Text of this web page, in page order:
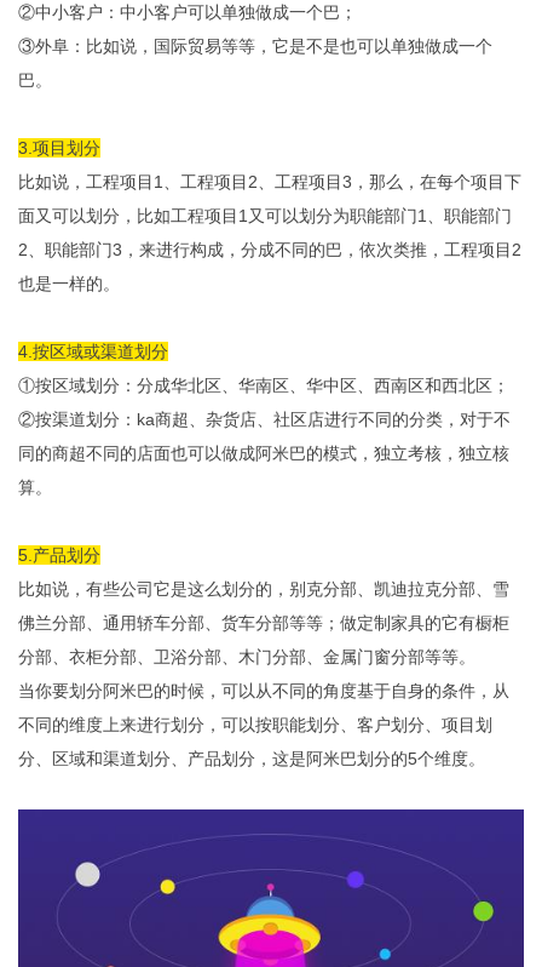
②中小客户：中小客户可以单独做成一个巴；
③外阜：比如说，国际贸易等等，它是不是也可以单独做成一个
巴。
3.项目划分
比如说，工程项目1、工程项目2、工程项目3，那么，在每个项目下
面又可以划分，比如工程项目1又可以划分为职能部门1、职能部门
2、职能部门3，来进行构成，分成不同的巴，依次类推，工程项目2
也是一样的。
4.按区域或渠道划分
①按区域划分：分成华北区、华南区、华中区、西南区和西北区；
②按渠道划分：ka商超、杂货店、社区店进行不同的分类，对于不
同的商超不同的店面也可以做成阿米巴的模式，独立考核，独立核
算。
5.产品划分
比如说，有些公司它是这么划分的，别克分部、凯迪拉克分部、雪
佛兰分部、通用轿车分部、货车分部等等；做定制家具的它有橱柜
分部、衣柜分部、卫浴分部、木门分部、金属门窗分部等等。
当你要划分阿米巴的时候，可以从不同的角度基于自身的条件，从
不同的维度上来进行划分，可以按职能划分、客户划分、项目划
分、区域和渠道划分、产品划分，这是阿米巴划分的5个维度。